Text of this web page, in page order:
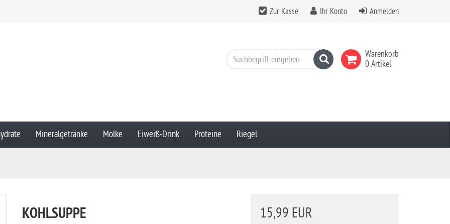
Zur Kasse Ihr Konto Anmelden
Warenkorb
0 Artikel
Suchen
Mineralgetränke Molke Eiweiß-Drink Proteine Riegel
15,99 EUR
KOHLSUPPE